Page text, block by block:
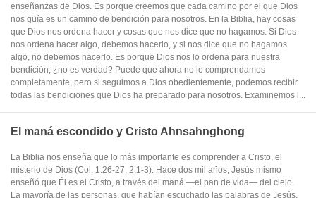
enseñanzas de Dios. Es porque creemos que cada camino por el que Dios
nos guía es un camino de bendición para nosotros. En la Biblia, hay cosas
que Dios nos ordena hacer y cosas que nos dice que no hagamos. Si Dios
nos ordena hacer algo, debemos hacerlo, y si nos dice que no hagamos
algo, no debemos hacerlo. Es porque Dios nos lo ordena para nuestra
bendición, ¿no es verdad? Puede que ahora no lo comprendamos
completamente, pero si seguimos a Dios obedientemente, podemos recibir
todas las bendiciones que Dios ha preparado para nosotros. Examinemos l...
El maná escondido y Cristo Ahnsahnghong
La Biblia nos enseña que lo más importante es comprender a Cristo, el
misterio de Dios (Col. 1:26-27, 2:1-3). Hace dos mil años, Jesús mismo
enseñó que Él es el Cristo, a través del maná —el pan de vida— del cielo.
La mayoría de las personas, que habían escuchado las palabras de Jesús,